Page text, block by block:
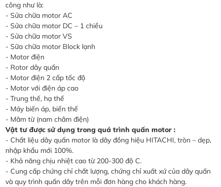
công như là:
- Sửa chữa motor AC
- Sửa chữa motor DC – 1 chiều
- Sửa chữa motor VS
- Sữa chữa motor Block lạnh
- Motor điện
- Rotor dây quấn
- Motor điện 2 cấp tốc độ
- Motor với điện áp cao
- Trung thế, hạ thế
- Máy biến áp, biến thế
- Mâm từ (nam châm điện)
Vật tư được sử dụng trong quá trình quấn motor :
- Chất liệu dây quấn motor là dây đồng hiệu HITACHI, tròn – dẹp,
nhập khẩu mới 100%.
- Khả năng chịu nhiệt cao từ 200-300 độ C.
- Cung cấp chứng chỉ chất lượng, chứng chỉ xuất xứ của dây quấn
và quy trình quấn dây trên mỗi đơn hàng cho khách hàng.